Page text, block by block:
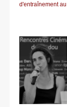
d'entraînement